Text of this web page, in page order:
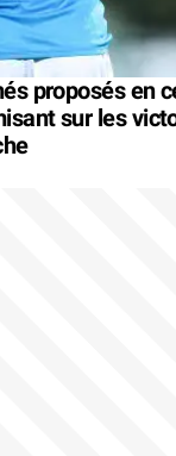
proposés en
sur les